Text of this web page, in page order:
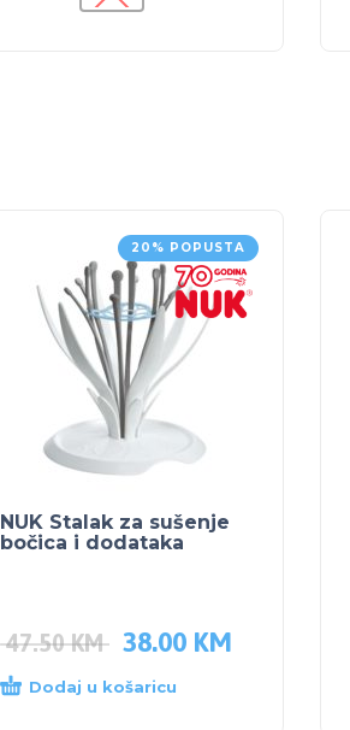
20% POPUSTA
NUK Stalak za sušenje
bočica i dodataka
47.50KM 38.00 KM
Dodaj u košaricu